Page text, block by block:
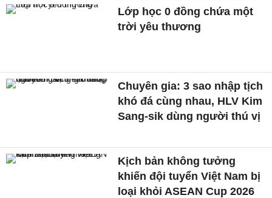
Lớp học 0 đồng chứa một
trời yêu thương
Chuyên gia: 3 sao nhập tịch
khó đá cùng nhau, HLV Kim
Sang-sik dùng người thú vị
Kịch bản không tưởng
khiến đội tuyển Việt Nam bị
loại khỏi ASEAN Cup 2026